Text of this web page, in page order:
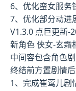
6、优化蛮女服务
7、优化部分动进
V1.3.0 点巨更新-
新角色 侠女-玄霜
中间容包含角色
终结前方置剧情后
1、完成崔莺儿剧